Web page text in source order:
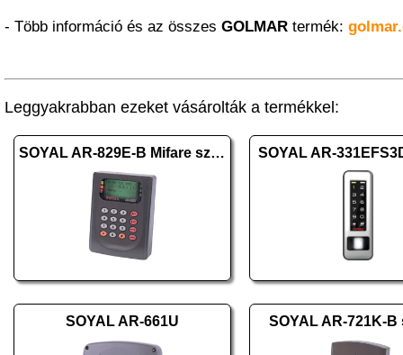
- Több információ és az összes GOLMAR termék:
Leggyakrabban ezeket vásárolták a termékkel:
SOYAL AR-829E-B Mifare szürke SOYAL AR-
SOYAL AR-661U SOYAL AR-721K-B